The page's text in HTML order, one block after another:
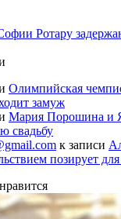
Ротару
Олимпийская
замуж
Мария Порошина и
свадьбу
к записи
позирует